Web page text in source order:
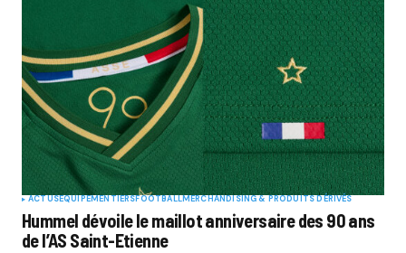
ACTUSEQUIPEMENTIERSFOOTBALLMERCHANDISING & PRODUITS DÉRIVÉS
Hummel dévoile le maillot anniversaire des 90 ans
de l’AS Saint-Etienne